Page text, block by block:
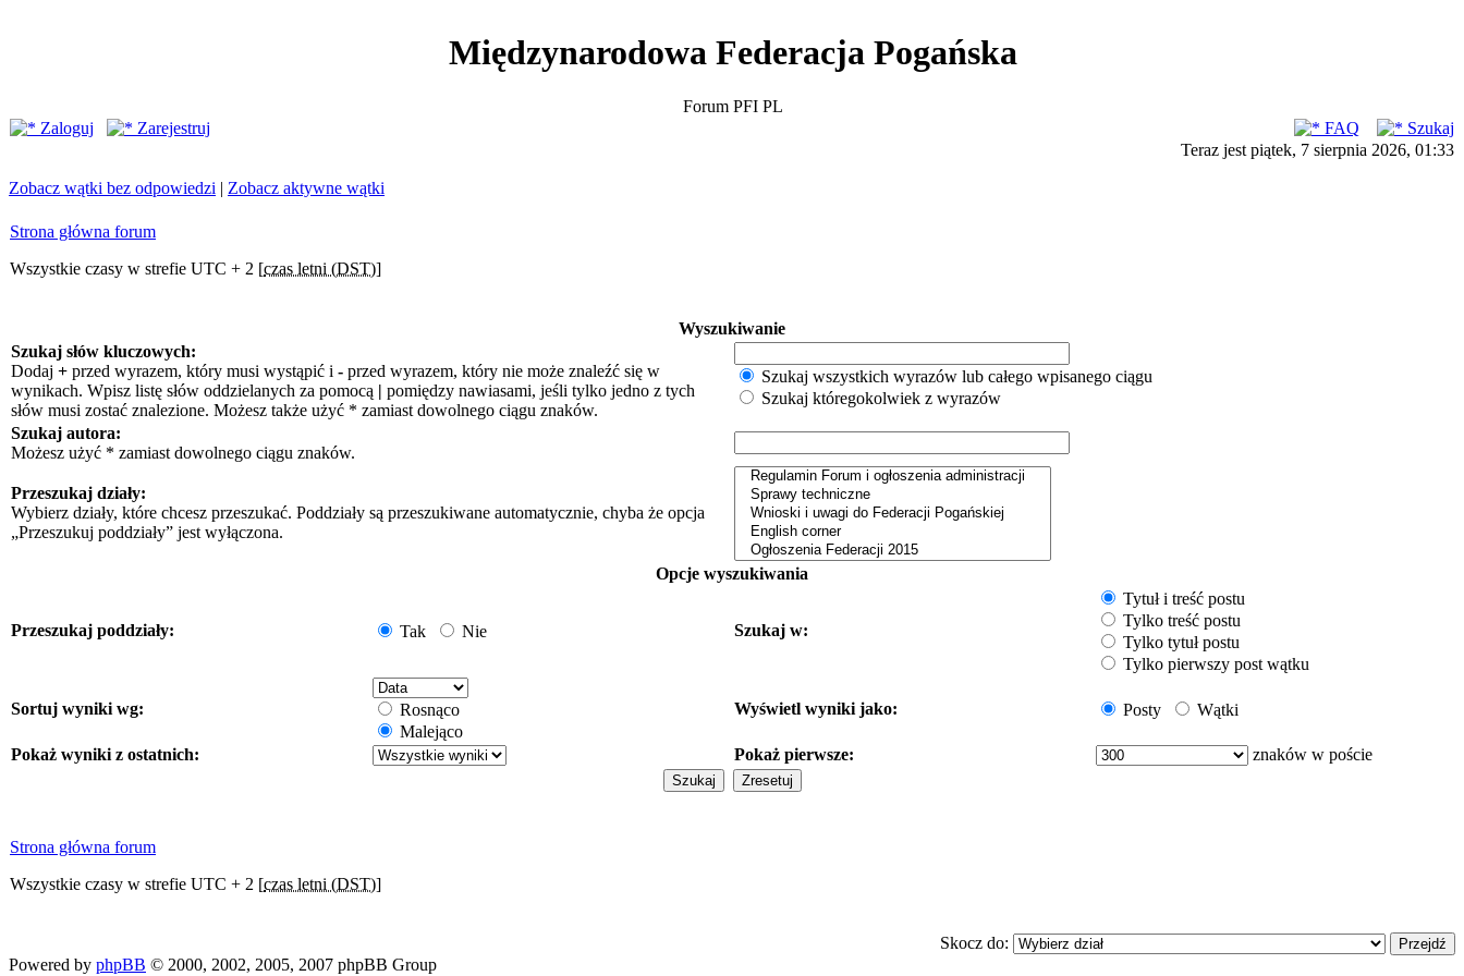
Międzynarodowa Federacja Pogańska
Forum PFI PL
Zaloguj
Zarejestruj FAQ
Szukaj
Teraz jest piątek, 7 sierpnia 2026, 01:33
Zobacz wątki bez odpowiedzi | Zobacz aktywne wątki
Strona główna forum
Wszystkie czasy w strefie UTC + 2 [czas letni (DST)]
Wyszukiwanie
Szukaj słów kluczowych:
Dodaj + przed wyrazem, który musi wystąpić i - przed wyrazem, który nie może znaleźć się w
wynikach. Wpisz listę słów oddzielanych za pomocą | pomiędzy nawiasami, jeśli tylko jedno z tych
słów musi zostać znalezione. Możesz także użyć * zamiast dowolnego ciągu znaków.
Szukaj wszystkich wyrazów lub całego wpisanego ciągu
Szukaj któregokolwiek z wyrazów
Szukaj autora:
Możesz użyć * zamiast dowolnego ciągu znaków.
Przeszukaj działy:
Wybierz działy, które chcesz przeszukać. Poddziały są przeszukiwane automatycznie, chyba że opcja
„Przeszukuj poddziały” jest wyłączona.
Opcje wyszukiwania
Przeszukaj poddziały: Tak Nie Szukaj w:
Tytuł i treść postu
Tylko treść postu
Tylko tytuł postu
Tylko pierwszy post wątku
Sortuj wyniki wg:
Rosnąco
Malejąco
Wyświetl wyniki jako: Posty Wątki
Pokaż wyniki z ostatnich: Pokaż pierwsze: znaków w poście
Strona główna forum
Wszystkie czasy w strefie UTC + 2 [czas letni (DST)]
Skocz do:
Powered by phpBB © 2000, 2002, 2005, 2007 phpBB Group